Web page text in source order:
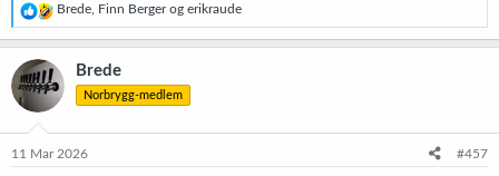
R
e
a
n
e
Brede Finn Bergerog erikraude
Brede
Norbrygg-medlem
11 Mar 2026 #457